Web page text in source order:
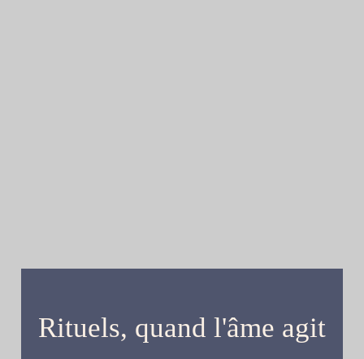
Rituels, quand l'âme agit